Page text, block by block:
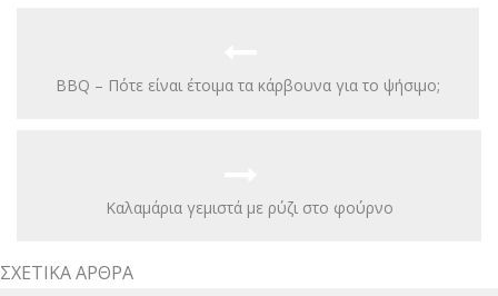
BBQ – Πότε είναι έτοιμα τα κάρβουνα για το ψήσιμο;
Καλαμάρια γεμιστά με ρύζι στο φούρνο
ΣΧΕΤΙΚΆ ΆΡΘΡΑ